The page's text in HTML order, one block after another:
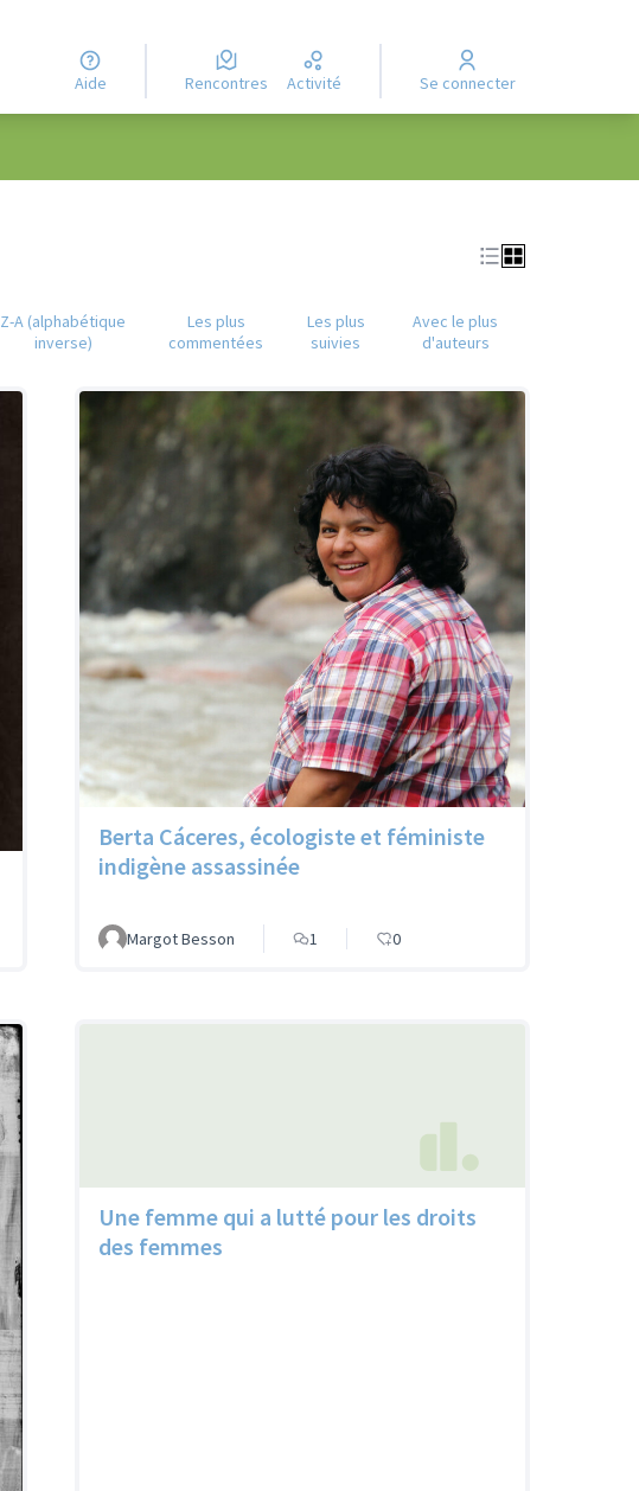
Aide Rencontres Activité Se connecter
Z-A (alphabétique
inverse)
Les plus
commentées
Les plus
suivies
Avec le plus
d'auteurs
Berta Cáceres, écologiste et féministe
indigène assassinée
Margot Besson 1 0
Une femme qui a lutté pour les droits
des femmes